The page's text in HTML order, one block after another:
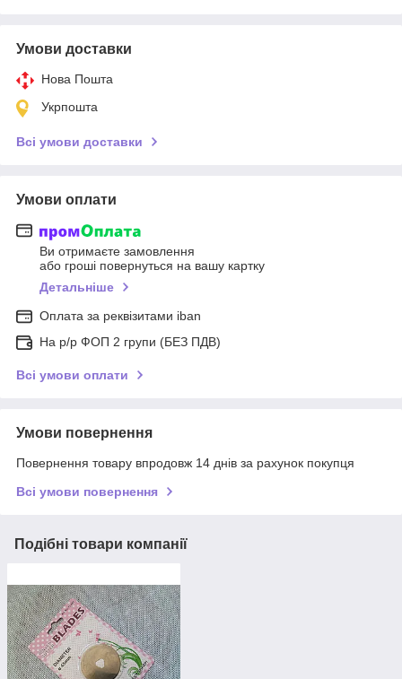
Умови доставки
Нова Пошта
Укрпошта
Всі умови доставки
Умови оплати
Ви отримаєте замовлення
або гроші повернуться на вашу картку
Детальніше
Оплата за реквізитами iban
На р/р ФОП 2 групи (БЕЗ ПДВ)
Всі умови оплати
Умови повернення
Повернення товару впродовж 14 днів за рахунок покупця
Всі умови повернення
Подібні товари компанії